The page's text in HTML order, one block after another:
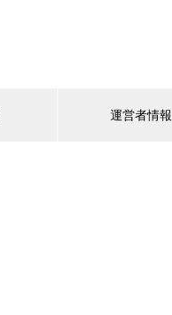
運営者情報